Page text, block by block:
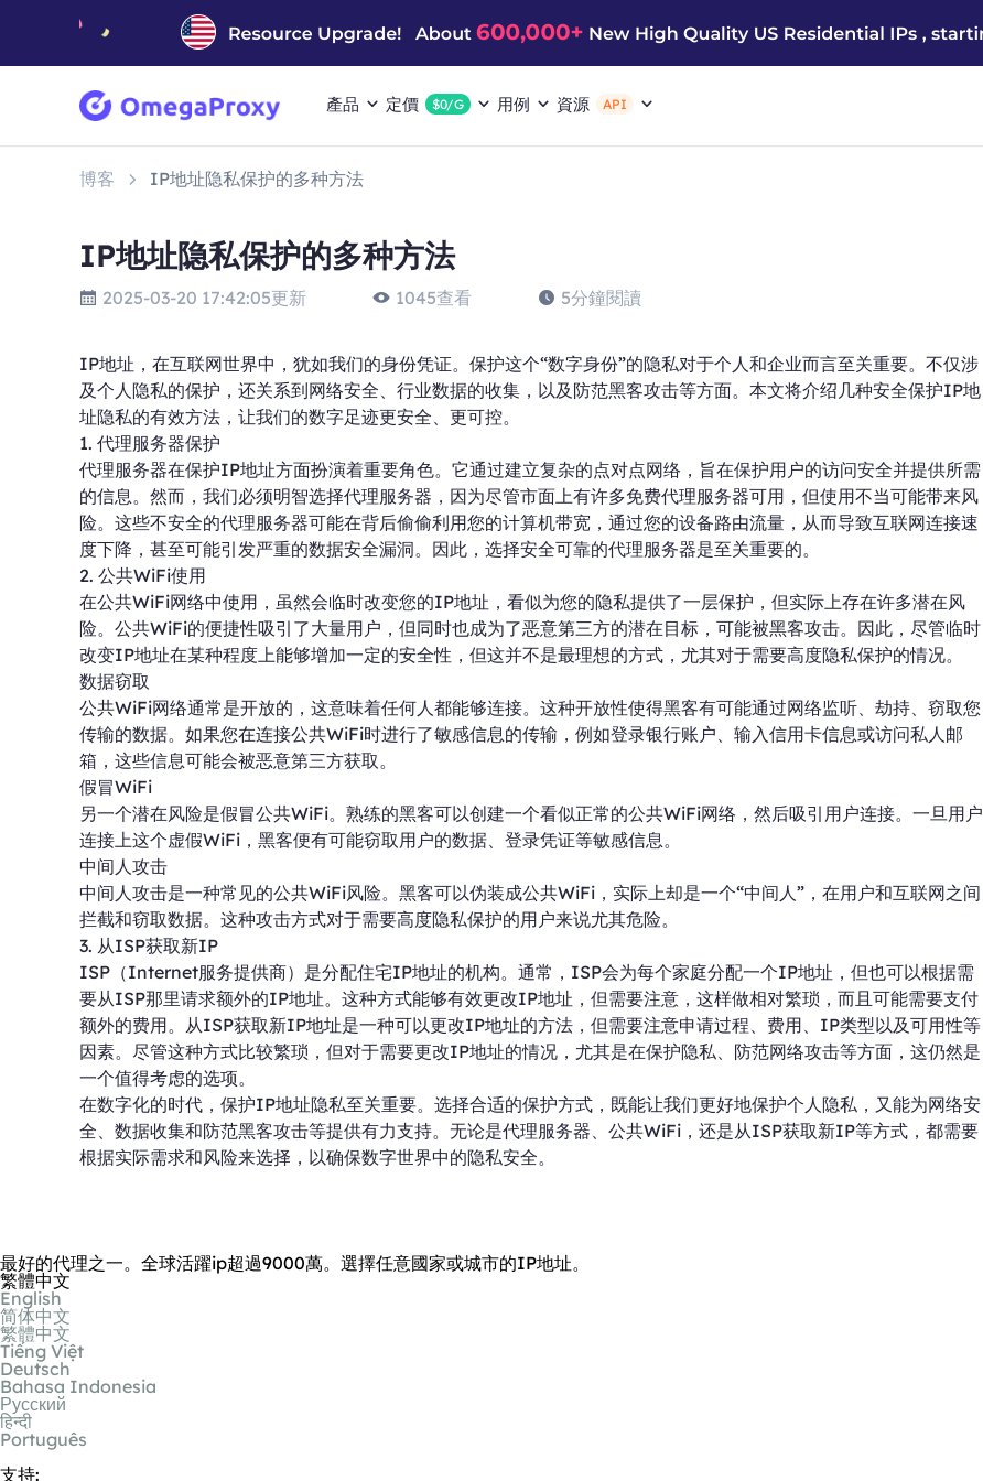
產品 定價 $0/G 用例 資源 API
博客 IP地址隐私保护的多种方法
IP地址隐私保护的多种方法
2025-03-20 17:42:05更新 1045查看 5分鐘閱讀
IP地址，在互联网世界中，犹如我们的身份凭证。保护这个“数字身份”的隐私对于个人和企业而言至关重要。不仅涉
及个人隐私的保护，还关系到网络安全、行业数据的收集，以及防范黑客攻击等方面。本文将介绍几种安全保护IP地
址隐私的有效方法，让我们的数字足迹更安全、更可控。
1. 代理服务器保护
代理服务器在保护IP地址方面扮演着重要角色。它通过建立复杂的点对点网络，旨在保护用户的访问安全并提供所需
的信息。然而，我们必须明智选择代理服务器，因为尽管市面上有许多免费代理服务器可用，但使用不当可能带来风
险。这些不安全的代理服务器可能在背后偷偷利用您的计算机带宽，通过您的设备路由流量，从而导致互联网连接速
度下降，甚至可能引发严重的数据安全漏洞。因此，选择安全可靠的代理服务器是至关重要的。
2. 公共WiFi使用
在公共WiFi网络中使用，虽然会临时改变您的IP地址，看似为您的隐私提供了一层保护，但实际上存在许多潜在风
险。公共WiFi的便捷性吸引了大量用户，但同时也成为了恶意第三方的潜在目标，可能被黑客攻击。因此，尽管临时
改变IP地址在某种程度上能够增加一定的安全性，但这并不是最理想的方式，尤其对于需要高度隐私保护的情况。
数据窃取
公共WiFi网络通常是开放的，这意味着任何人都能够连接。这种开放性使得黑客有可能通过网络监听、劫持、窃取您
传输的数据。如果您在连接公共WiFi时进行了敏感信息的传输，例如登录银行账户、输入信用卡信息或访问私人邮
箱，这些信息可能会被恶意第三方获取。
假冒WiFi
另一个潜在风险是假冒公共WiFi。熟练的黑客可以创建一个看似正常的公共WiFi网络，然后吸引用户连接。一旦用户
连接上这个虚假WiFi，黑客便有可能窃取用户的数据、登录凭证等敏感信息。
中间人攻击
中间人攻击是一种常见的公共WiFi风险。黑客可以伪装成公共WiFi，实际上却是一个“中间人”，在用户和互联网之间
拦截和窃取数据。这种攻击方式对于需要高度隐私保护的用户来说尤其危险。
3. 从ISP获取新IP
ISP（Internet服务提供商）是分配住宅IP地址的机构。通常，ISP会为每个家庭分配一个IP地址，但也可以根据需
要从ISP那里请求额外的IP地址。这种方式能够有效更改IP地址，但需要注意，这样做相对繁琐，而且可能需要支付
额外的费用。从ISP获取新IP地址是一种可以更改IP地址的方法，但需要注意申请过程、费用、IP类型以及可用性等
因素。尽管这种方式比较繁琐，但对于需要更改IP地址的情况，尤其是在保护隐私、防范网络攻击等方面，这仍然是
一个值得考虑的选项。
在数字化的时代，保护IP地址隐私至关重要。选择合适的保护方式，既能让我们更好地保护个人隐私，又能为网络安
全、数据收集和防范黑客攻击等提供有力支持。无论是代理服务器、公共WiFi，还是从ISP获取新IP等方式，都需要
根据实际需求和风险来选择，以确保数字世界中的隐私安全。
最好的代理之一。全球活躍ip超過9000萬。選擇任意國家或城市的IP地址。
繁體中文
English
简体中文
繁體中文
Tiếng Việt
Deutsch
Bahasa Indonesia
Русский
हिन्दी
Português
支持: